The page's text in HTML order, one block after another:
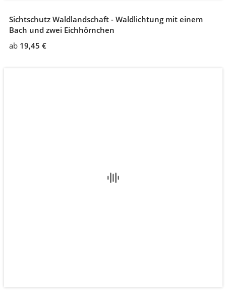
Sichtschutz Waldlandschaft - Waldlichtung mit einem
Bach und zwei Eichhörnchen
ab 19,45 €